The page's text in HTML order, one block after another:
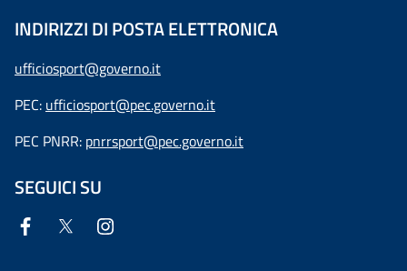
INDIRIZZI DI POSTA ELETTRONICA
ufficiosport@governo.it
PEC: ufficiosport@pec.governo.it
PEC PNRR: pnrrsport@pec.governo.it
SEGUICI SU